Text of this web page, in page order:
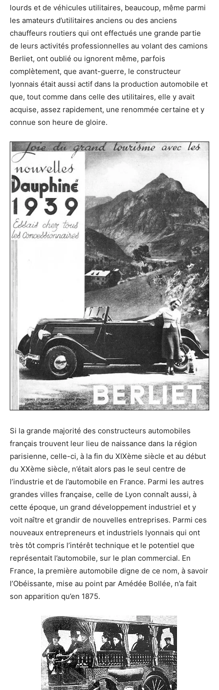
lourds et de véhicules utilitaires, beaucoup, même parmi
les amateurs d’utilitaires anciens ou des anciens
chauffeurs routiers qui ont effectués une grande partie
de leurs activités professionnelles au volant des camions
Berliet, ont oublié ou ignorent même, parfois
complètement, que avant-guerre, le constructeur
lyonnais était aussi actif dans la production automobile et
que, tout comme dans celle des utilitaires, elle y avait
acquise, assez rapidement, une renommée certaine et y
connue son heure de gloire.
Si la grande majorité des constructeurs automobiles
français trouvent leur lieu de naissance dans la région
parisienne, celle-ci, à la fin du XIXème siècle et au début
du XXème siècle, n’était alors pas le seul centre de
l’industrie et de l’automobile en France. Parmi les autres
grandes villes française, celle de Lyon connaît aussi, à
cette époque, un grand développement industriel et y
voit naître et grandir de nouvelles entreprises. Parmi ces
nouveaux entrepreneurs et industriels lyonnais qui ont
très tôt compris l’intérêt technique et le potentiel que
représentait l’automobile, sur le plan commercial. En
France, la première automobile digne de ce nom, à savoir
l’Obéissante, mise au point par Amédée Bollée, n’a fait
son apparition qu’en 1875.